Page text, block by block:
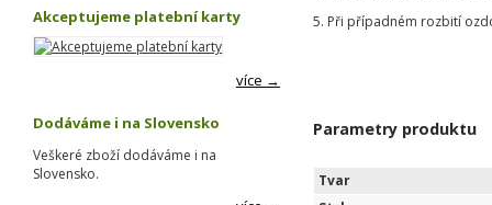
Akceptujeme platební karty
více →
Dodáváme i na Slovensko
Veškeré zboží dodáváme i na
Slovensko.
5. Při případném rozbití
Parametry produktu
Tvar